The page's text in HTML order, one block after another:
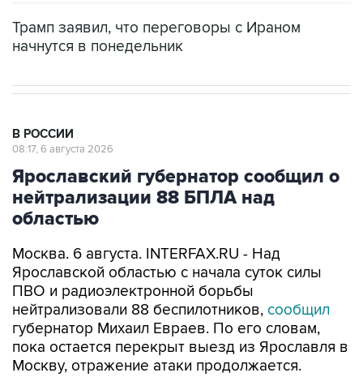
Трамп заявил, что переговоры с Ираном
начнутся в понедельник
В РОССИИ
08:17, 6 августа 2026
Ярославский губернатор сообщил о
нейтрализации 88 БПЛА над
областью
Москва. 6 августа. INTERFAX.RU - Над
Ярославской областью с начала суток силы
ПВО и радиоэлектронной борьбы
нейтрализовали 88 беспилотников, сообщил
губернатор Михаил Евраев. По его словам,
пока остается перекрыт выезд из Ярославля в
Москву, отражение атаки продолжается.